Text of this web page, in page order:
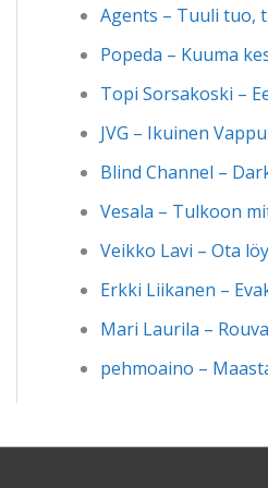
Agents – Tuuli tuo,
Popeda – Kuuma
Topi Sorsakoski –
JVG – Ikuinen Vappu
Blind Channel –
Vesala – Tulkoon
Veikko Lavi – Ota
Erkki Liikanen –
Mari Laurila –
pehmoaino –